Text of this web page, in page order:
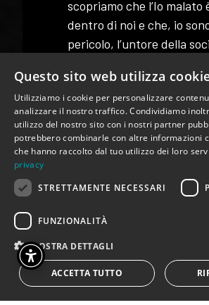
scopriamo che l’Io malato
dentro di noi e che, io
pericolo, l’untore della
straniero nero, l’immigrato
povero mendicante, sono
diventato io e sono quello
essere escluso dalla
emarginato nella vita
Io sono l’altro e vivo del
sospeso. Dovevamo
prima. Ora dobbiamo
l’equilibrio dentro e fuori,
luce del giorno ci fa
continuiamo a scrivere le
Questo sito web utilizza
Utilizziamo i cookie per personalizzare
analizzare il nostro traffico. Condividiamo
utilizzo del nostro sito con i nostri partner
potrebbero combinarle con altre informazioni
che hanno raccolto dal tuo utilizzo dei loro
privacy
STRETTAMENTE NECESSARI
FUNZIONALITÀ
MOSTRA DETTAGLI
ACCETTA TUTTO